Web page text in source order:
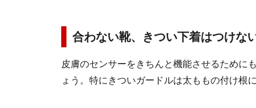
合わない靴、きつい下着はつけな
皮膚のセンサーをきちんと機能させるために
ょう。特にきついガードルは太ももの付け根